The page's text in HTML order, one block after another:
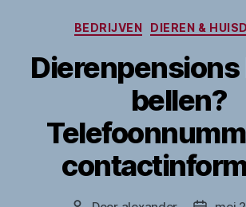
BEDRIJVEN DIEREN &
Dierenpensions
bellen?